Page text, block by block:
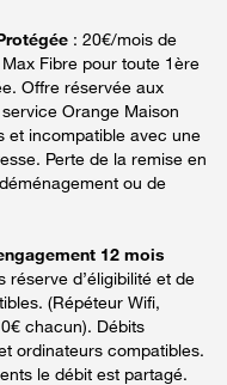
: 20€/mois de
Fibre pour toute 1ère
Offre réservée aux
Orange Maison
et incompatible avec une
Perte de la remise en
ou de
12 mois
réserve d’éligibilité et de
(Répéteur Wifi,
chacun). Débits
ordinateurs compatibles.
le débit est partagé.